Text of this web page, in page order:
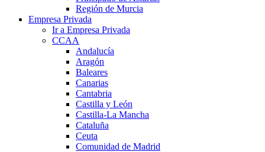
Región de Murcia
Empresa Privada
Ir a Empresa Privada
CCAA
Andalucía
Aragón
Baleares
Canarias
Cantabria
Castilla y León
Castilla-La Mancha
Cataluña
Ceuta
Comunidad de Madrid